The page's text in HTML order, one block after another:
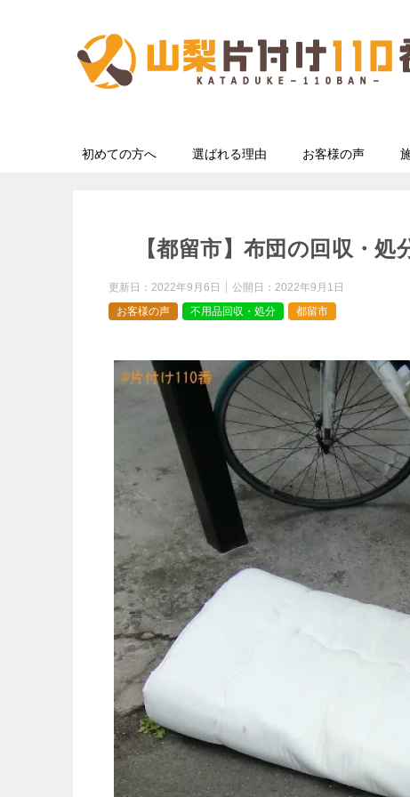
初めての方へ 選ばれる理由 お客様の声
【都留市】布団の回収・
更新日： 2022年9月6日 公開日： 2022年9月1日
お客様の声
不用品回収・処分 都留市